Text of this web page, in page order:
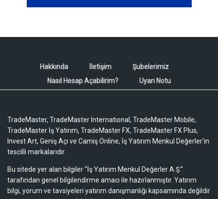
Hakkında İletişim
Şubelerimiz
Nasıl Hesap Açabilirim?
Uyarı Notu
TradeMaster, TradeMaster International, TradeMaster Mobile,
TradeMaster İş Yatırım, TradeMaster FX, TradeMaster FX Plus,
Invest Art, Geniş Açı ve Camiş Online, İş Yatırım Menkul Değerler'in
tescilli markalarıdır.
Bu sitede yer alan bilgiler “İş Yatırım Menkul Değerler A.Ş.”
tarafından genel bilgilendirme amacı ile hazırlanmıştır. Yatırım
bilgi, yorum ve tavsiyeleri yatırım danışmanlığı kapsamında değildir